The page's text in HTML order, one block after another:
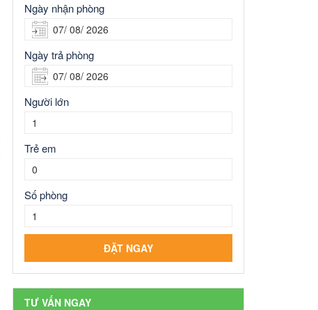
Ngày nhận phòng
Ngày trả phòng
Người lớn
Trẻ em
Số phòng
TƯ VẤN NGAY